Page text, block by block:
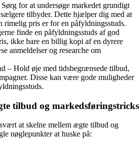
for at undersøge markedet grundigt
tilbyder. Dette hjælper dig med at
rimelig pris er for en påfyldningsstuds.
finde en påfyldningsstuds af god
ikke bare en billig kopi af en dyrere
anmeldelser og researche om
– Hold øje med tidsbegrænsede tilbud,
Disse kan være gode muligheder
tilbud og markedsføringstricks
at skelne mellem ægte tilbud og
nøglepunkter at huske på: